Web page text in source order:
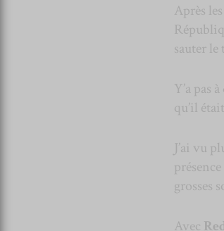
Après
sauter
Y’a pas
qu’il
J’ai vu
grosses
Avec